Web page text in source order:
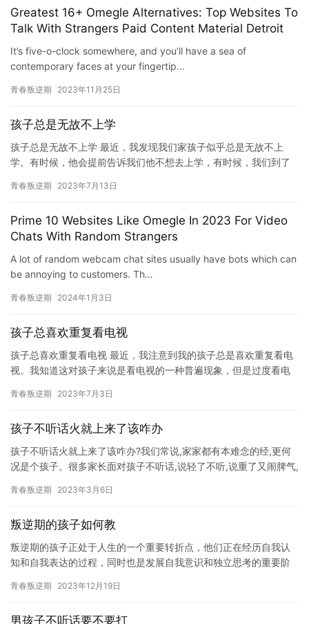
Greatest 16+ Omegle Alternatives: Top Websites To
Talk With Strangers Paid Content Material Detroit
It’s five-o-clock somewhere, and you’ll have a sea of
contemporary faces at your fingertip…
青春叛逆期 2023年11月25日
孩子总是无故不上学
孩子总是无故不上学 最近，我发现我们家孩子似乎总是无故不上
学。有时候，他会提前告诉我们他不想去上学，有时候，我们到了
和担心…
青春叛逆期 2023年7月13日
Prime 10 Websites Like Omegle In 2023 For Video
Chats With Random Strangers
A lot of random webcam chat sites usually have bots which can
be annoying to customers. Th…
青春叛逆期 2024年1月3日
孩子总喜欢重复看电视
孩子总喜欢重复看电视 最近，我注意到我的孩子总是喜欢重复看电
视。我知道这对孩子来说是看电视的一种普遍现象，但是过度看电
强…
青春叛逆期 2023年7月3日
孩子不听话火就上来了该咋办
孩子不听话火就上来了该咋办?我们常说,家家都有本难念的经,更何
况是个孩子。很多家长面对孩子不听话,说轻了不听,说重了又闹脾气,
青春叛逆期 2023年3月6日
叛逆期的孩子如何教
叛逆期的孩子正处于人生的一个重要转折点，他们正在经历自我认
知和自我表达的过程，同时也是发展自我意识和独立思考的重要阶
挑战家…
青春叛逆期 2023年12月19日
男孩子不听话要不要打